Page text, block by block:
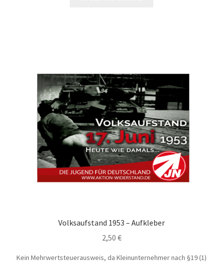
Volksaufstand 1953 – Aufkleber
2,50 €
Kein Mehrwertsteuerausweis, da Kleinunternehmer nach §19 (1)